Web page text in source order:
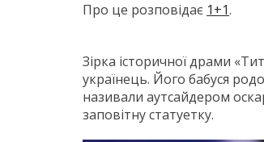
Про це розповідає 1+1.
Зірка історичної драми
українець. Його бабуся
називали аутсайдером
заповітну статуетку.